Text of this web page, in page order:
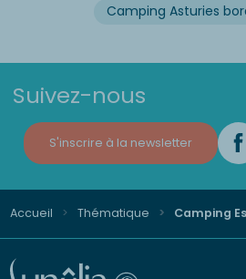
Camping Asturies
Suivez-nous
S'inscrire à la newsletter
Accueil Thématique Camping